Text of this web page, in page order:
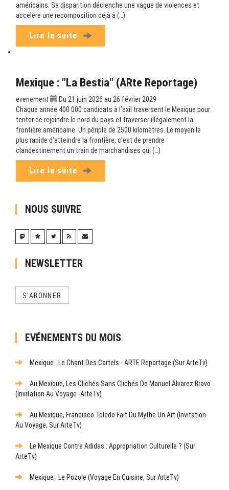
américains. Sa disparition déclenche une vague de violences et
accélère une recomposition déjà à (…)
Lire la suite
Mexique : "La Bestia" (ARte Reportage)
evenement
Du 21 juin 2026 au 26 février 2029
Chaque année 400 000 candidats à l’exil traversent le Mexique pour
tenter de rejoindre le nord du pays et traverser illégalement la
frontière américaine. Un périple de 2500 kilomètres. Le moyen le
plus rapide d’atteindre la frontière, c’est de prendre
clandestinement un train de marchandises qui (…)
Lire la suite
NOUS SUIVRE
NEWSLETTER
S'ABONNER
EVÉNEMENTS DU MOIS
Mexique : Le Chant Des Cartels - ARTE Reportage (sur ArteTv)
Au Mexique, Les Clichés Sans Clichés De Manuel Álvarez Bravo
(Invitation Au Voyage -ArteTv)
Au Mexique, Francisco Toledo Fait Du Mythe Un Art (Invitation
Au Voyage, Sur ArteTv)
Le Mexique Contre Adidas : Appropriation Culturelle ? (sur
ArteTv)
Mexique : Le Pozole (Voyage En Cuisine, Sur ArteTv)